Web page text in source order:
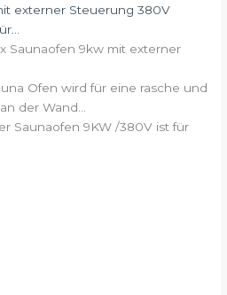
externer Steuerung 380V
Saunaofen 9kw mit externer
Ofen wird für eine rasche und
der Wand...
Saunaofen 9KW /380V ist für